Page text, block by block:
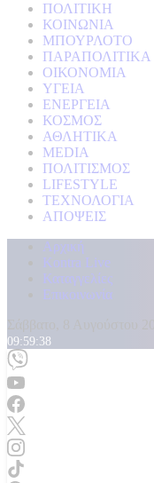
ΠΟΛΙΤΙΚΗ
ΚΟΙΝΩΝΙΑ
ΜΠΟΥΡΛΟΤΟ
ΠΑΡΑΠΟΛΙΤΙΚΑ
ΟΙΚΟΝΟΜΙΑ
ΥΓΕΙΑ
ΕΝΕΡΓΕΙΑ
ΚΟΣΜΟΣ
ΑΘΛΗΤΙΚΑ
MEDIA
ΠΟΛΙΤΙΣΜΟΣ
LIFESTYLE
ΤΕΧΝΟΛΟΓΙΑ
ΑΠΟΨΕΙΣ
Αρχική
Kontra Live
Καταγγελίες
Επικοινωνία
09:59:41